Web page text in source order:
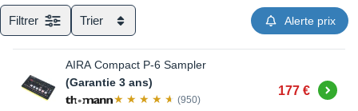
Filtrer Trier Alerte prix
AIRA Compact P-6 Sampler
(Garantie 3 ans)
(950)
177 € Acheter